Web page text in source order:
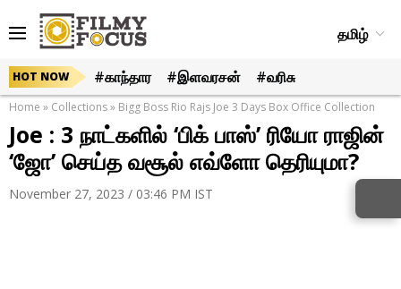
தமிழ்
HOT NOW #காந்தார #இளவரசன் #வரிசு
Home » Collections» Bigg Boss Rio Rajs Joe 3 Days Box Office Collection
Joe : 3 நாட்களில் ‘பிக் பாஸ்’ ரியோ ராஜின்
‘ஜோ’ செய்த வசூல் எவ்ளோ தெரியுமா?
November 27, 2023 / 03:46 PM IST